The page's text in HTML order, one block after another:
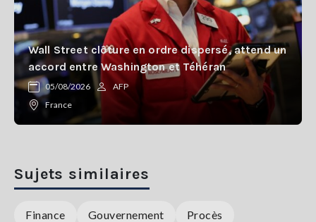
Wall Street clôture en ordre dispersé, attend un
accord entre Washington et Téhéran
05/08/2026
AFP
France
Sujets similaires
Finance Gouvernement Procès